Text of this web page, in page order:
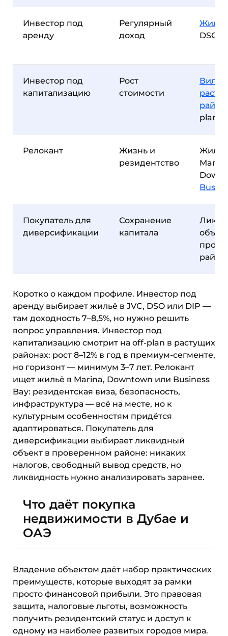
Инвестор под
аренду
Регулярный
доход
Жильё
DSO,
Инвестор под
капитализацию
Рост
стоимости
plan
Релокант
Жизнь и
резидентство
Покупатель для
диверсификации
Сохранение
капитала
Коротко о каждом профиле. Инвестор под
аренду выбирает жильё в JVC, DSO или DIP —
там доходность 7–8,5%, но нужно решить
вопрос управления. Инвестор под
капитализацию смотрит на off-plan в растущих
районах: рост 8–12% в год в премиум-сегменте,
но горизонт — минимум 3–7 лет. Релокант
ищет жильё в Marina, Downtown или Business
Bay: резидентская виза, безопасность,
инфраструктура — всё на месте, но к
культурным особенностям придётся
адаптироваться. Покупатель для
диверсификации выбирает ликвидный
объект в проверенном районе: никаких
налогов, свободный вывод средств, но
ликвидность нужно анализировать заранее.
Что даёт покупка
недвижимости в Дубае и
ОАЭ
Владение объектом даёт набор практических
преимуществ, которые выходят за рамки
просто финансовой прибыли. Это правовая
защита, налоговые льготы, возможность
получить резидентский статус и доступ к
одному из наиболее развитых городов мира.